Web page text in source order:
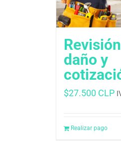
daño y
$27.500 CLP
Realizar pago